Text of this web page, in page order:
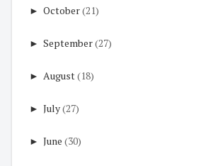
► October(21)
► September(27)
► August(18)
► July(27)
► June (30)